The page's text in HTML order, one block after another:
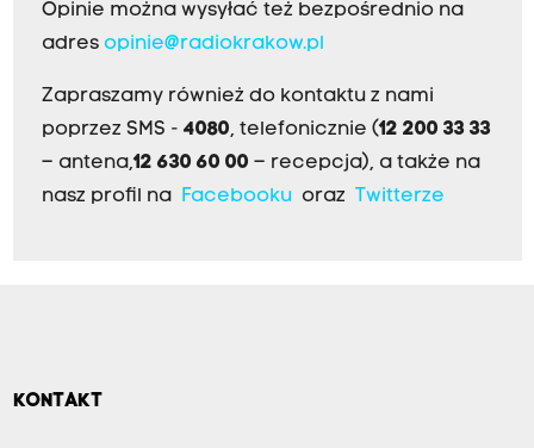
Opinie można wysyłać też bezpośrednio na
adres opinie@radiokrakow.pl
Zapraszamy również do kontaktu z nami
poprzez SMS - 4080, telefonicznie (12 200 33 33
– antena,12 630 60 00 – recepcja), a także na
nasz profil na Facebookuoraz Twitterze
KONTAKT